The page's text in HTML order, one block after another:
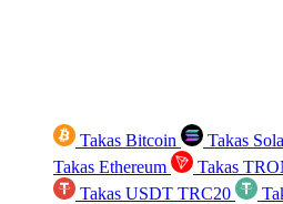
Takas Bitcoin Takas
Takas Ethereum
Takas
Takas USDT TRC20